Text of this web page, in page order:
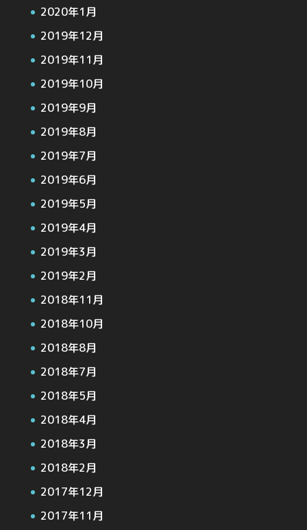
2020年1月
2019年12月
2019年11月
2019年10月
2019年9月
2019年8月
2019年7月
2019年6月
2019年5月
2019年4月
2019年3月
2019年2月
2018年11月
2018年10月
2018年8月
2018年7月
2018年5月
2018年4月
2018年3月
2018年2月
2017年12月
2017年11月